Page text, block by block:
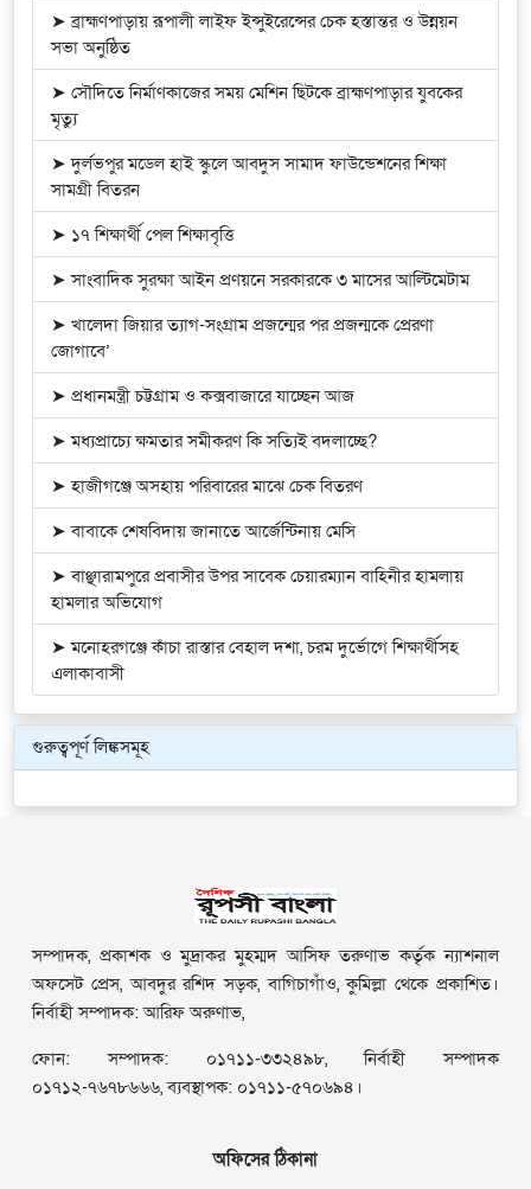
➤ ব্রাহ্মণপাড়ায় রূপালী লাইফ ইন্সুইরেন্সের চেক হস্তান্তর ও উন্নয়ন
সভা অনুষ্ঠিত
➤ সৌদিতে নির্মাণকাজের সময় মেশিন ছিটকে ব্রাহ্মণপাড়ার যুবকের
মৃত্যু
➤ দুর্লভপুর মডেল হাই স্কুলে আবদুস সামাদ ফাউন্ডেশনের শিক্ষা
সামগ্রী বিতরন
➤ ১৭ শিক্ষার্থী পেল শিক্ষাবৃত্তি
➤ সাংবাদিক সুরক্ষা আইন প্রণয়নে সরকারকে ৩ মাসের আল্টিমেটাম
➤ খালেদা জিয়ার ত্যাগ-সংগ্রাম প্রজন্মের পর প্রজন্মকে প্রেরণা
জোগাবে’
➤ প্রধানমন্ত্রী চট্টগ্রাম ও কক্সবাজারে যাচ্ছেন আজ
➤ মধ্যপ্রাচ্যে ক্ষমতার সমীকরণ কি সত্যিই বদলাচ্ছে?
➤ হাজীগঞ্জে অসহায় পরিবারের মাঝে চেক বিতরণ
➤ বাবাকে শেষবিদায় জানাতে আর্জেন্টিনায় মেসি
➤ বাঞ্ছারামপুরে প্রবাসীর উপর সাবেক চেয়ারম্যান বাহিনীর হামলায়
হামলার অভিযোগ
➤ মনোহরগঞ্জে কাঁচা রাস্তার বেহাল দশা, চরম দুর্ভোগে শিক্ষার্থীসহ
এলাকাবাসী
গুরুত্বপূর্ণ লিঙ্কসমূহ
সম্পাদক, প্রকাশক ও মুদ্রাকর মুহম্মদ আসিফ তরুণাভ কর্তৃক ন্যাশনাল
অফসেট প্রেস, আবদুর রশিদ সড়ক, বাগিচাগাঁও, কুমিল্লা থেকে প্রকাশিত।
নির্বাহী সম্পাদক: আরিফ অরুণাভ,
ফোন: সম্পাদক: ০১৭১১-৩৩২৪৯৮, নির্বাহী সম্পাদক
০১৭১২-৭৬৭৮৬৬৬, ব্যবস্থাপক: ০১৭১১-৫৭০৬৯৪।
অফিসের ঠিকানা